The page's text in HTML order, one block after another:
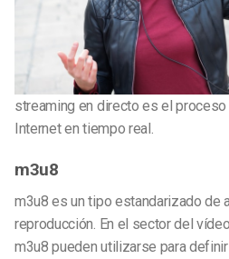
streaming en directo es el
Internet en tiempo real.
m3u8
m3u8 es un tipo estandarizado de
reproducción. En el sector del
m3u8 pueden utilizarse para